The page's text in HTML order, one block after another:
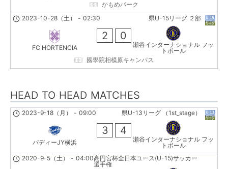
かもめパーク
県U-15リーグ ２部
2023-10-28（土） - 02:30
FC HORTENCIA
2 0
瀬谷インターナショナル フッ
トボール
國學院相模原キャンパス
HEAD TO HEAD MATCHES
県U-13リーグ （1st_stage）
2023-9-18（月） - 09:00
バディーJY横浜
3 4
瀬谷インターナショナル フッ
トボール
高円宮杯全日本ユース(U-15)サッカー
選手権
2020-9-5（土） - 04:00